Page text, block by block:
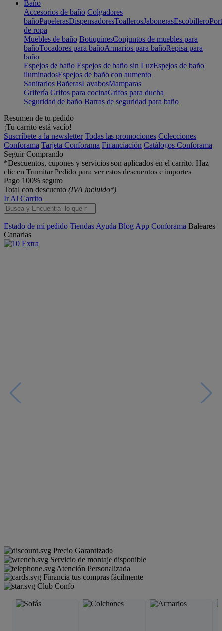
Baño
Accesorios de baño Colgadores
bañoPapelerasDispensadoresToallerosJabonerasEscobillero
de ropa
Muebles de baño BotiquinesConjuntos de muebles para
bañoTocadores para bañoArmarios para bañoRepisa para
baño
Espejos de baño Espejos de baño sin LuzEspejos de baño
iluminadosEspejos de baño con aumento
Sanitarios BañerasLavabosMamparas
Grifería Grifos para cocinaGrifos para ducha
Seguridad de baño Barras de seguridad para baño
Resumen de tu pedido
¡Tu carrito está vacío!
Suscríbete a la newsletter Todas las promociones Colecciones
Conforama Tarjeta Conforama Financiación Catálogos Conforama
Seguir Comprando
*Descuentos, cupones y servicios son aplicados en el carrito. Haz
clic en Tramitar Pedido para ver estos descuentos e importes
Pago 100% seguro
Total con descuento (IVA incluido*)
Ir Al Carrito
Estado de mi pedido Tiendas Ayuda Blog App Conforama Baleares
Canarias
Precio Garantizado
Servicio de montaje disponible
Atención Personalizada
Financia tus compras fácilmente
Club Confo